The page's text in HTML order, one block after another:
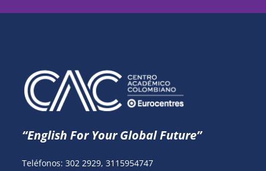
“English For Your Global Future”
Teléfonos: 302 2929,3115954747